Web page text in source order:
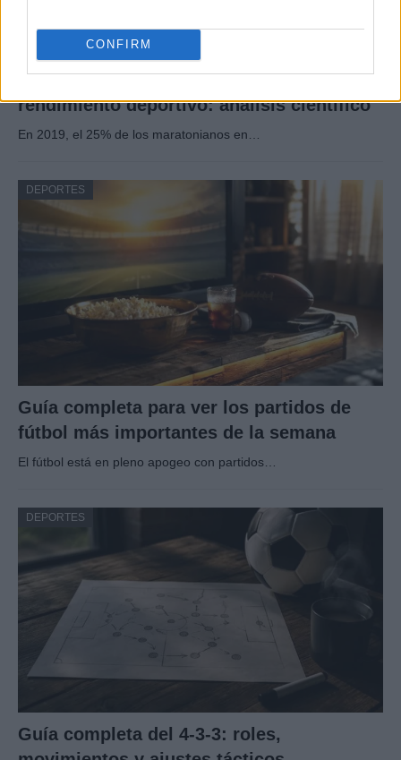
CONFIRM
Cómo el calor y la humedad afectan el
rendimiento deportivo: análisis científico
En 2019, el 25% de los maratonianos en…
DEPORTES
Guía completa para ver los partidos de
fútbol más importantes de la semana
El fútbol está en pleno apogeo con partidos…
DEPORTES
Guía completa del 4-3-3: roles,